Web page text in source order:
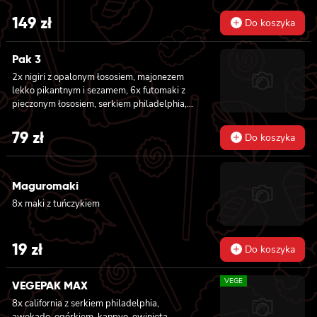
tuńczykiem, 8x california z pieczonym
łososiem, 8x california z krewetką w
tempurze, 8x maki z ogórkiem, 8x maki z
oshinko, 8x maki z surimi, 8x maki z łososiem,
8x maki z kanpyo
149zł Do koszyka
Pak 3
2x nigiri z opalonym łososiem, majonezem
lekko pikantnym i sezamem, 6x futomaki z
pieczonym łososiem, serkiem philadelphia,
awokado, ogórkiem, kanpyo, sałatą, sosem
teriyaki i sezamem, 8x california z krewetką
w tempurze, majonezem lekko pikantnym,
ogórkiem, sezamem i masago, 8x hosomaki z
batatem w tempurze
79 zł Do koszyka
Maguromaki
8x maki z tuńczykiem
19 zł Do koszyka
VEGEPAK MAX
8x california z serkiem philadelphia,
VEGE